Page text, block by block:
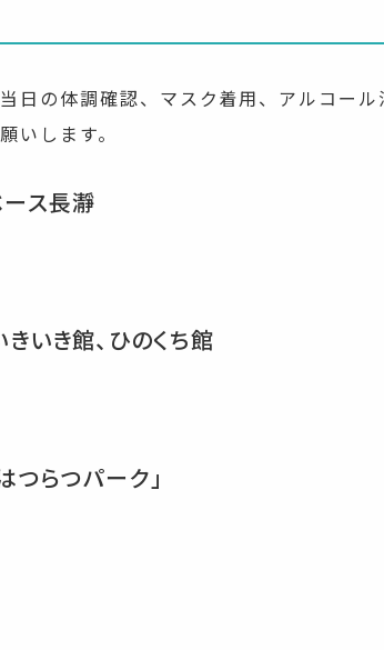
日の体調確認、マスク着用、アルコー
いします。
ス長瀞
いき館、ひのくち館
つらつパーク」